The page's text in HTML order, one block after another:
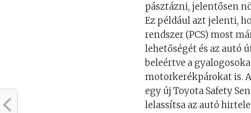
pásztázni, jelentősen
Ez például azt jelenti,
rendszer (PCS) most
lehetőségét és az autó
beleértve a
motorkerékpárokat is.
egy új Toyota Safety
lelassítsa az autó